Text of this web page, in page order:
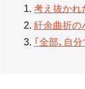
考え抜かれ
紆余曲折の
「全部、自